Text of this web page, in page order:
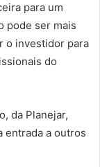
para um
pode ser mais
o investidor para
do
da Planejar,
entrada a outros